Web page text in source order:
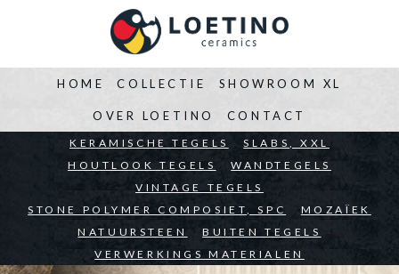
HOME
BEDRIJVEN ARCHITECTEN PARTICULIEREN
COLLECTIE
KERAMISCHE TEGELS
SLABS, XXL
HOUTLOOK TEGELS
WANDTEGELS
VINTAGE TEGELS
STONE POLYMER COMPOSIET, SPC
MOZAÏEK
NATUURSTEEN
BUITEN TEGELS
VERWERKINGS MATERIALEN
SHOWROOM XL
OVER LOETINO CONTACT